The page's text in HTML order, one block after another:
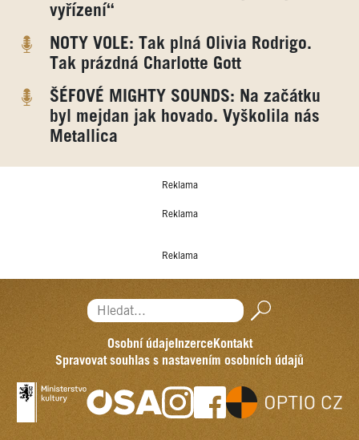
vyřízení“
NOTY VOLE: Tak plná Olivia Rodrigo.
Tak prázdná Charlotte Gott
ŠÉFOVÉ MIGHTY SOUNDS: Na začátku
byl mejdan jak hovado. Vyškolila nás
Metallica
Reklama
Reklama
Reklama
Hledat...
Osobní údajeInzerceKontakt
Spravovat souhlas s nastavením osobních údajů